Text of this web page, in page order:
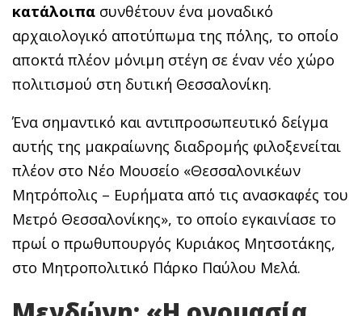
κατάλοιπα συνθέτουν ένα μοναδικό
αρχαιολογικό αποτύπωμα της πόλης, το οποίο
αποκτά πλέον μόνιμη στέγη σε έναν νέο χώρο
πολιτισμού στη δυτική Θεσσαλονίκη.
Ένα σημαντικό και αντιπροσωπευτικό δείγμα
αυτής της μακραίωνης διαδρομής φιλοξενείται
πλέον στο Νέο Μουσείο «Θεσσαλονικέων
Μητρόπολις – Ευρήματα από τις ανασκαφές του
Μετρό Θεσσαλονίκης», το οποίο εγκαινίασε το
πρωί ο πρωθυπουργός Κυριάκος Μητσοτάκης,
στο Μητροπολιτικό Πάρκο Παύλου Μελά.